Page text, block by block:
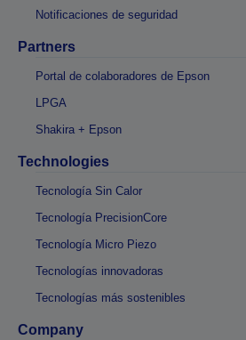
Notificaciones de seguridad
Partners
Portal de colaboradores de Epson
LPGA
Shakira + Epson
Technologies
Tecnología Sin Calor
Tecnología PrecisionCore
Tecnología Micro Piezo
Tecnologías innovadoras
Tecnologías más sostenibles
Company